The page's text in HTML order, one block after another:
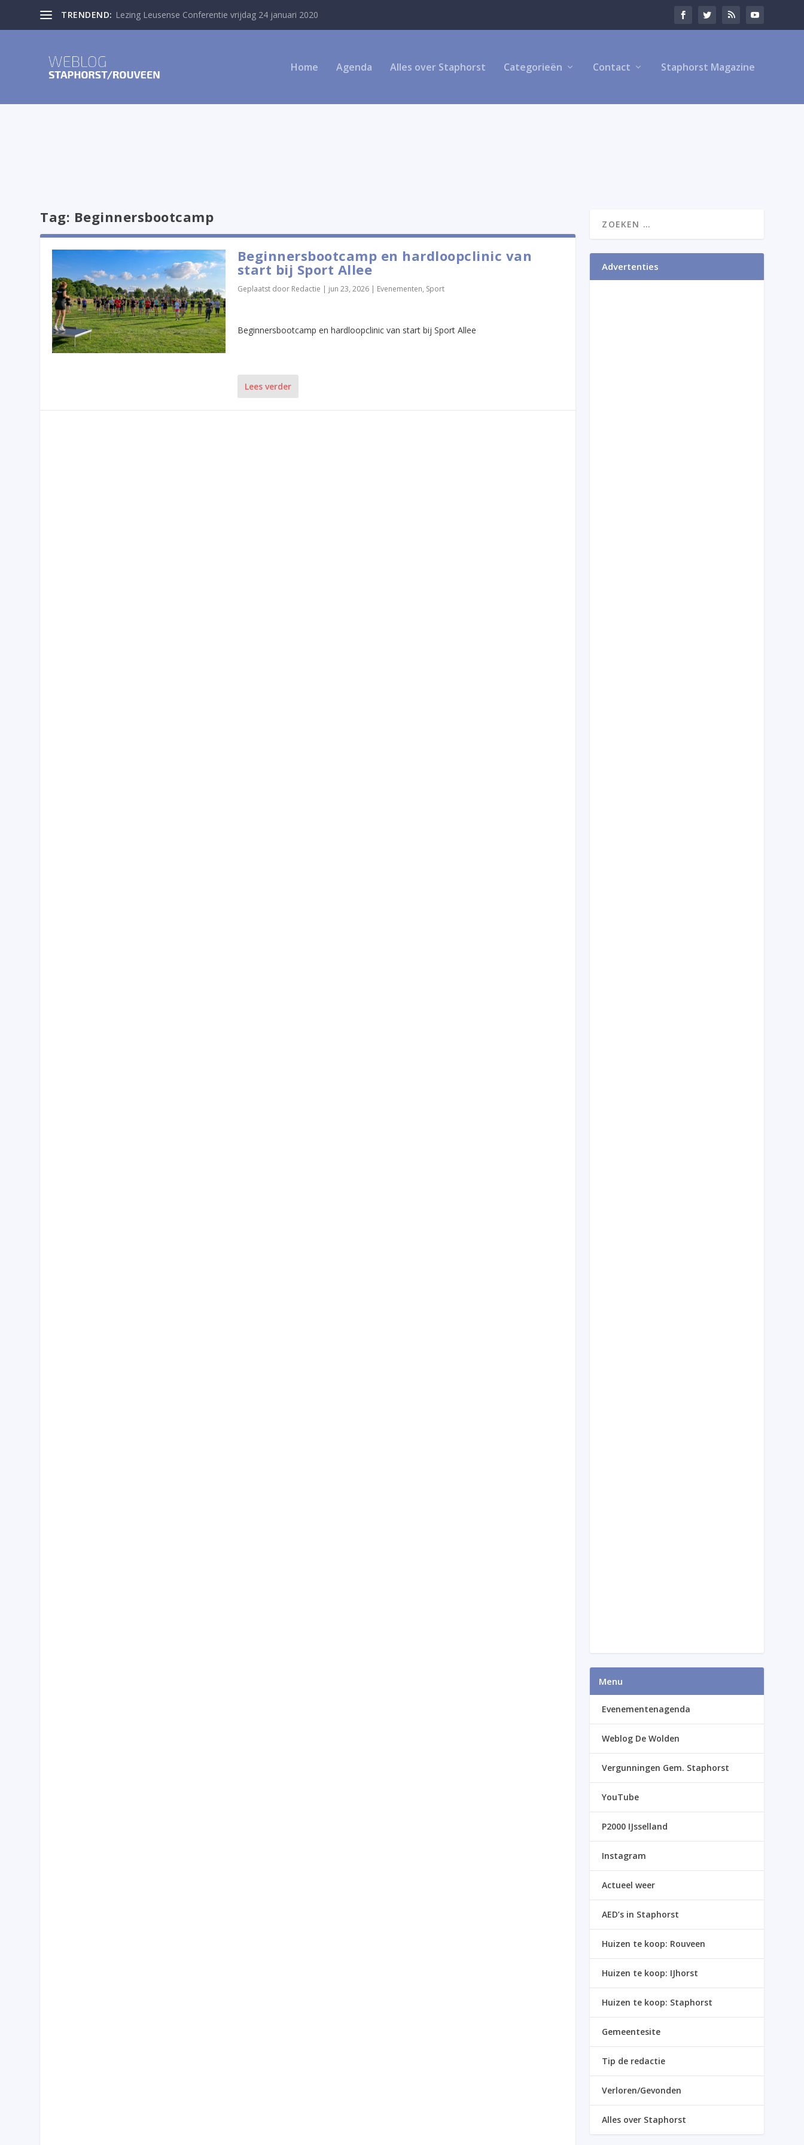
TRENDEND: Lezing Leusense Conferentie vrijdag 24 januari 2020
Home Agenda Alles over Staphorst Categorieën Contact Staphorst Magazine
Tag: Beginnersbootcamp
Beginnersbootcamp en hardloopclinic van
start bij Sport Allee
Geplaatst door Redactie | jun 23, 2026| Evenementen, Sport
Beginnersbootcamp en hardloopclinic van start bij Sport Allee
Lees verder
Advertenties
Menu
Evenementenagenda
Weblog De Wolden
Vergunningen Gem. Staphorst
YouTube
P2000 IJsselland
Instagram
Actueel weer
AED’s in Staphorst
Huizen te koop: Rouveen
Huizen te koop: IJhorst
Huizen te koop: Staphorst
Gemeentesite
Tip de redactie
Verloren/Gevonden
Alles over Staphorst